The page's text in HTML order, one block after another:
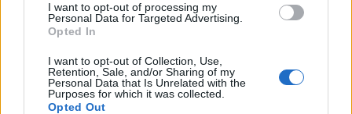
I want to opt-out of processing my
Personal Data for Targeted Advertising.
Opted In
I want to opt-out of Collection, Use,
Retention, Sale, and/or Sharing of my
Personal Data that Is Unrelated with the
Purposes for which it was collected.
Opted Out